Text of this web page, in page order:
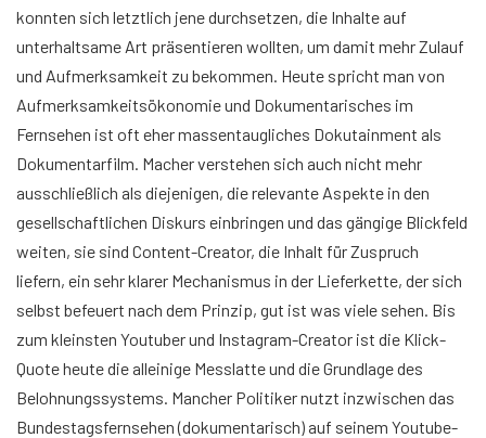
konnten sich letztlich jene durchsetzen, die Inhalte auf
unterhaltsame Art präsentieren wollten, um damit mehr Zulauf
und Aufmerksamkeit zu bekommen. Heute spricht man von
Aufmerksamkeitsökonomie und Dokumentarisches im
Fernsehen ist oft eher massentaugliches Dokutainment als
Dokumentarfilm. Macher verstehen sich auch nicht mehr
ausschließlich als diejenigen, die relevante Aspekte in den
gesellschaftlichen Diskurs einbringen und das gängige Blickfeld
weiten, sie sind Content-Creator, die Inhalt für Zuspruch
liefern, ein sehr klarer Mechanismus in der Lieferkette, der sich
selbst befeuert nach dem Prinzip, gut ist was viele sehen. Bis
zum kleinsten Youtuber und Instagram-Creator ist die Klick-
Quote heute die alleinige Messlatte und die Grundlage des
Belohnungssystems. Mancher Politiker nutzt inzwischen das
Bundestagsfernsehen (dokumentarisch) auf seinem Youtube-